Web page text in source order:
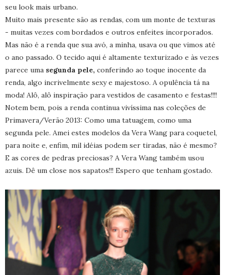
seu look mais urbano.
Muito mais presente são as rendas, com um monte de texturas
- muitas vezes com bordados e outros enfeites incorporados.
Mas não é a renda que sua avó, a minha, usava ou que vimos até
o ano passado. O tecido aqui é altamente texturizado e às vezes
parece uma segunda pele, conferindo ao toque inocente da
renda, algo incrivelmente sexy e majestoso. A opulência tá na
moda! Alô, alô inspiração para vestidos de casamento e festas!!!!
Notem bem, pois a renda continua vivíssima nas coleções de
Primavera/Verão 2013: Como uma tatuagem, como uma
segunda pele. Amei estes modelos da Vera Wang para coquetel,
para noite e, enfim, mil idéias podem ser tiradas, não é mesmo?
E as cores de pedras preciosas? A Vera Wang também usou
azuis. Dê um close nos sapatos!!! Espero que tenham gostado.